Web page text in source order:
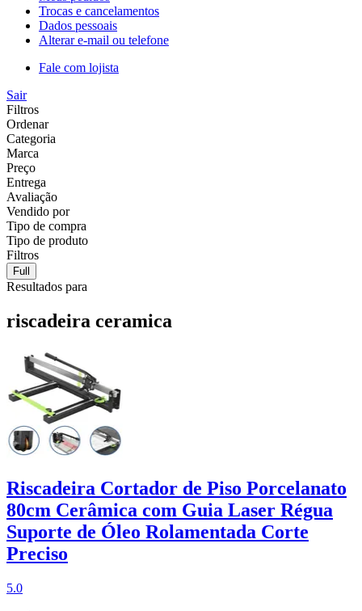
Trocas e cancelamentos
Dados pessoais
Alterar e-mail ou telefone
Fale com lojista
Sair
Filtros
Ordenar
Categoria
Marca
Preço
Entrega
Avaliação
Vendido por
Tipo de compra
Tipo de produto
Filtros
Full
Resultados para
riscadeira ceramica
Riscadeira Cortador de Piso Porcelanato
80cm Cerâmica com Guia Laser Régua
Suporte de Óleo Rolamentada Corte
Preciso
5.0